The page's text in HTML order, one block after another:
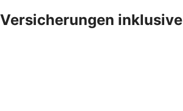
Versicherungen inklusive